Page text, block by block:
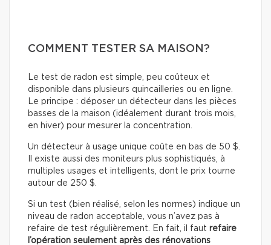
COMMENT TESTER SA MAISON?
Le test de radon est simple, peu coûteux et
disponible dans plusieurs quincailleries ou en ligne.
Le principe : déposer un détecteur dans les pièces
basses de la maison (idéalement durant trois mois,
en hiver) pour mesurer la concentration.
Un détecteur à usage unique coûte en bas de 50 $.
Il existe aussi des moniteurs plus sophistiqués, à
multiples usages et intelligents, dont le prix tourne
autour de 250 $.
Si un test (bien réalisé, selon les normes) indique un
niveau de radon acceptable, vous n’avez pas à
refaire de test régulièrement. En fait, il faut refaire
l’opération seulement après des rénovations